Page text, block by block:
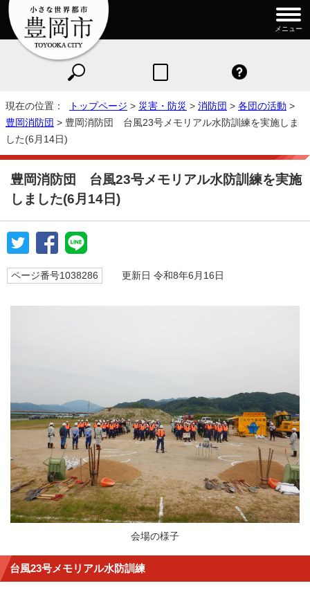
メニュー
現在の位置： トップページ > 災害・防災 > 消防団 > 各団の活動 >
豊岡消防団 > 豊岡消防団 台風23号メモリアル水防訓練を実施しま
した(6月14日)
豊岡消防団 台風23号メモリアル水防訓練を実施
しました(6月14日)
ページ番号1038286 更新日 令和8年6月16日
会場の様子
台風23号メモリアル水防訓練